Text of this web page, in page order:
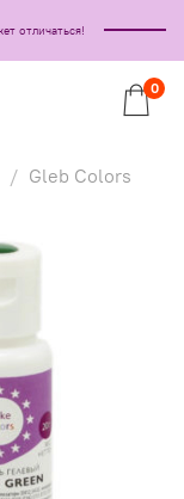
отличаться!
0
Gleb Colors